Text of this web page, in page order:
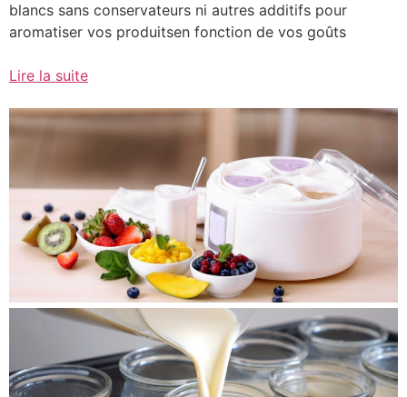
blancs sans conservateurs ni autres additifs pour
aromatiser vos produitsen fonction de vos goûts
Lire la suite